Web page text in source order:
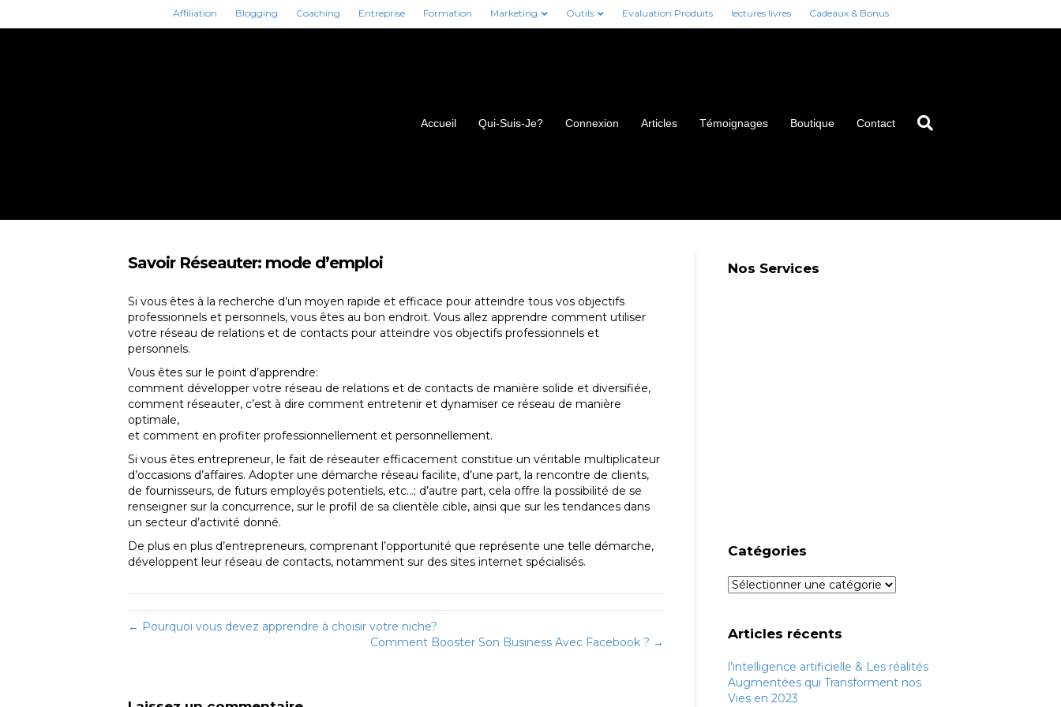
Affiliation Blogging Coaching Entreprise Formation Marketing Outils Evaluation Produits lectures livres Cadeaux & Bonus
Accueil Qui-Suis-Je? Connexion Articles Témoignages Boutique Contact
Savoir Réseauter: mode d’emploi
Si vous êtes à la recherche d’un moyen rapide et efficace pour atteindre tous vos objectifs
professionnels et personnels, vous êtes au bon endroit. Vous allez apprendre comment utiliser
votre réseau de relations et de contacts pour atteindre vos objectifs professionnels et
personnels.
Vous êtes sur le point d’apprendre:
comment développer votre réseau de relations et de contacts de manière solide et diversifiée,
comment réseauter, c’est à dire comment entretenir et dynamiser ce réseau de manière
optimale,
et comment en profiter professionnellement et personnellement.
Si vous êtes entrepreneur, le fait de réseauter efficacement constitue un véritable multiplicateur
d’occasions d’affaires. Adopter une démarche réseau facilite, d’une part, la rencontre de clients,
de fournisseurs, de futurs employés potentiels, etc…; d’autre part, cela offre la possibilité de se
renseigner sur la concurrence, sur le profil de sa clientèle cible, ainsi que sur les tendances dans
un secteur d’activité donné.
De plus en plus d’entrepreneurs, comprenant l’opportunité que représente une telle démarche,
développent leur réseau de contacts, notamment sur des sites internet spécialisés.
← Pourquoi vous devez apprendre à choisir votre niche?
Comment Booster Son Business Avec Facebook ? →
Nos Services
Catégories
Catégories
Articles récents
l’intelligence artificielle & Les réalités
Augmentées qui Transforment nos
Vies en 2023